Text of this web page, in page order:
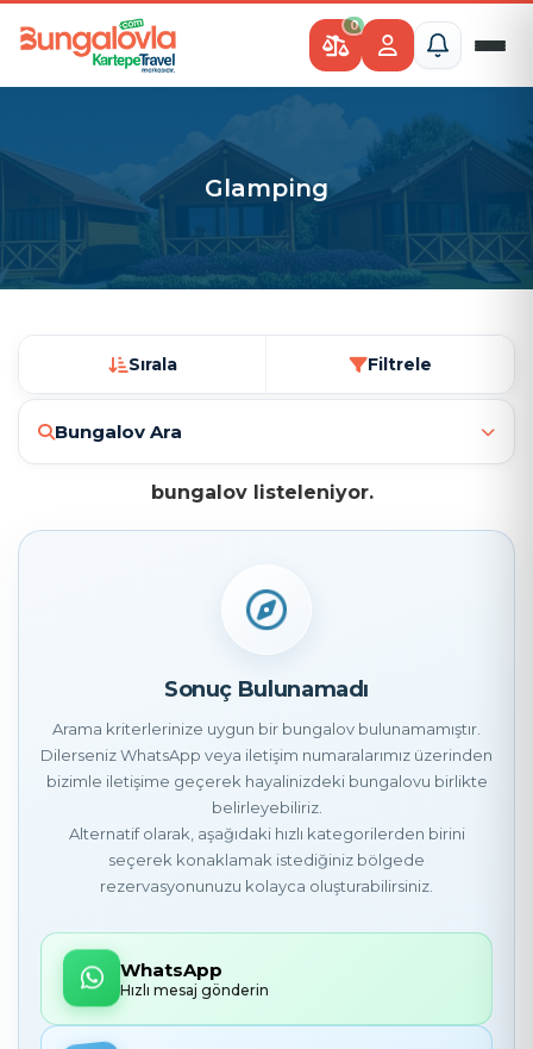
0
Glamping
Sırala Filtrele
Bungalov Ara
bungalov listeleniyor.
Sonuç Bulunamadı
Arama kriterlerinize uygun bir bungalov bulunamamıştır.
Dilerseniz WhatsApp veya iletişim numaralarımız üzerinden
bizimle iletişime geçerek hayalinizdeki bungalovu birlikte
belirleyebiliriz.
Alternatif olarak, aşağıdaki hızlı kategorilerden birini
seçerek konaklamak istediğiniz bölgede
rezervasyonunuzu kolayca oluşturabilirsiniz.
WhatsApp
Hızlı mesaj gönderin